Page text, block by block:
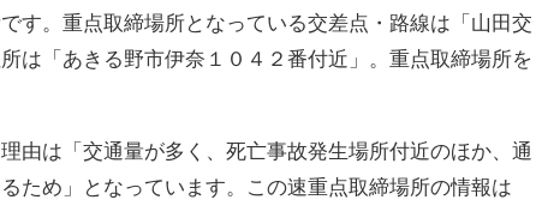
す。重点取締場所となっている交差点・路線は「山田交
は「あきる野市伊奈１０４２番付近」。重点取締場所を
由は「交通量が多く、死亡事故発生場所付近のほか、通
ため」となっています。この速重点取締場所の情報は